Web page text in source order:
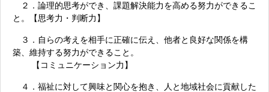
２．論理的思考ができ、課題解決能力を高める努力ができるこ
と。【思考力・判断力】
３．自らの考えを相手に正確に伝え、他者と良好な関係を構
築、維持する努力ができること。
【コミュニケーション力】
４．福祉に対して興味と関心を抱き、人と地域社会に貢献した